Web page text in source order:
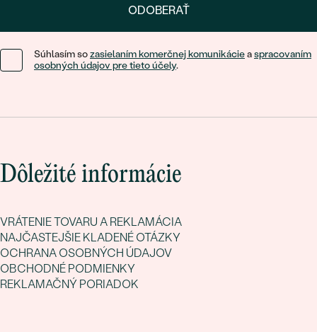
ODOBERAŤ
Súhlasím sozasielaním komerčnej komunikácieaspracovaním
osobných údajov pre tieto účely.
Dôležité informácie
VRÁTENIE TOVARU A REKLAMÁCIA
NAJČASTEJŠIE KLADENÉ OTÁZKY
OCHRANA OSOBNÝCH ÚDAJOV
OBCHODNÉ PODMIENKY
REKLAMAČNÝ PORIADOK